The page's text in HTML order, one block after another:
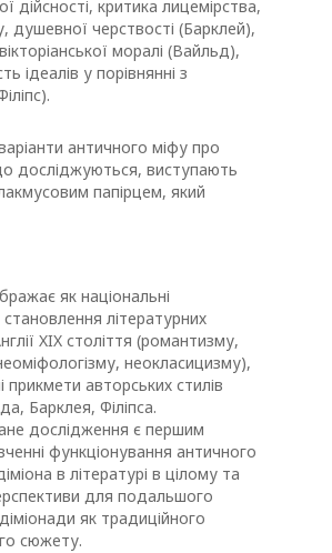
дійсності, критика лицемірства,
душевної черствості (Барклей),
моралі (Вайльд),
ідеалів у порівнянні з
античного міфу про
досліджуються, виступають
папірцем, який
як національні
літературних
XIX століття (романтизму,
неокласицизму),
прикмети авторських стилів
Барклея, Філіпса.
дослідження є першим
функціонування античного
в літературі в цілому та
для подальшого
як традиційного
сюжету.